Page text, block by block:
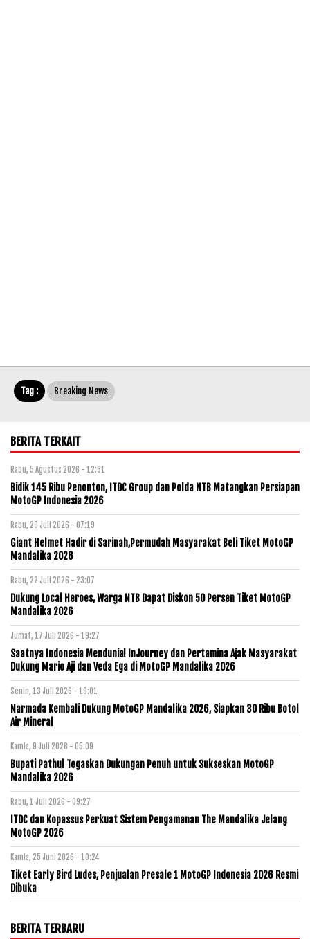
Tag : Breaking News
BERITA TERKAIT
Rabu, 5 Agustus 2026 - 12:31
Bidik 145 Ribu Penonton, ITDC Group dan Polda NTB Matangkan Persiapan
MotoGP Indonesia 2026
Rabu, 29 Juli 2026 - 07:19
Giant Helmet Hadir di Sarinah,Permudah Masyarakat Beli Tiket MotoGP
Mandalika 2026
Rabu, 22 Juli 2026 - 23:07
Dukung Local Heroes, Warga NTB Dapat Diskon 50 Persen Tiket MotoGP
Mandalika 2026
Jumat, 17 Juli 2026 - 19:27
Saatnya Indonesia Mendunia! InJourney dan Pertamina Ajak Masyarakat
Dukung Mario Aji dan Veda Ega di MotoGP Mandalika 2026
Senin, 13 Juli 2026 - 19:01
Narmada Kembali Dukung MotoGP Mandalika 2026, Siapkan 30 Ribu Botol
Air Mineral
Kamis, 9 Juli 2026 - 05:09
Bupati Pathul Tegaskan Dukungan Penuh untuk Sukseskan MotoGP
Mandalika 2026
Rabu, 1 Juli 2026 - 09:27
ITDC dan Kopassus Perkuat Sistem Pengamanan The Mandalika Jelang
MotoGP 2026
Kamis, 25 Juni 2026 - 10:24
Tiket Early Bird Ludes, Penjualan Presale 1 MotoGP Indonesia 2026 Resmi
Dibuka
BERITA TERBARU